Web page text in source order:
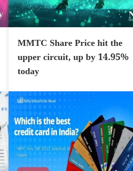
MMTC Share Price hit the
upper circuit, up by 14.95%
today